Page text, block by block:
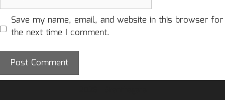
Save my name, email, and website in this browser for
the next time I comment.